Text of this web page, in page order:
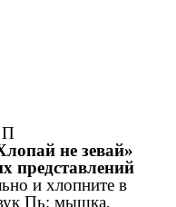
П
не зевай»
представлений
и хлопните в
Пь: мышка,